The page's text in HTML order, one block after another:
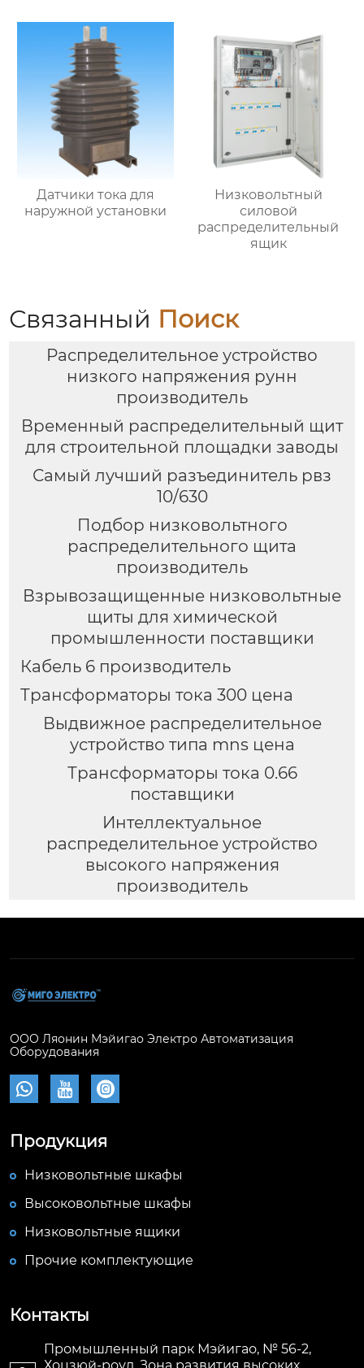
Датчики тока для
наружной установки
Низковольтный
силовой
распределительный
ящик
Связанный Поиск
Распределительное устройство
низкого напряжения рунн
производитель
Временный распределительный щит
для строительной площадки заводы
Самый лучший разъединитель рвз
10/630
Подбор низковольтного
распределительного щита
производитель
Взрывозащищенные низковольтные
щиты для химической
промышленности поставщики
Кабель 6 производитель
Трансформаторы тока 300 цена
Выдвижное распределительное
устройство типа mns цена
Трансформаторы тока 0.66
поставщики
Интеллектуальное
распределительное устройство
высокого напряжения
производитель
ООО Ляонин Мэйигао Электро Автоматизация
Оборудования
  
Продукция
Низковольтные шкафы
Высоковольтные шкафы
Низковольтные ящики
Прочие комплектующие
Контакты
Промышленный парк Мэйигао, № 56-2,